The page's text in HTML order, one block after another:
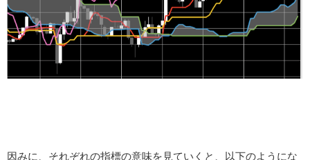
因みに、それぞれの指標の意味を見ていくと、以下のようにな